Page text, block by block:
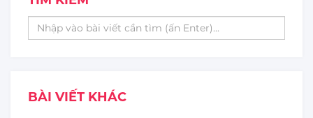
BÀI VIẾT KHÁC